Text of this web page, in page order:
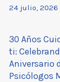
24 julio, 2026
30 Años
ti:
Aniversario
Psicólogos